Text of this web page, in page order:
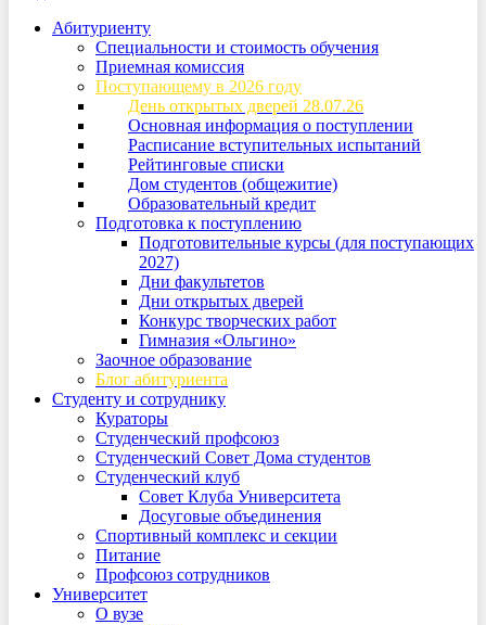
Абитуриенту
Специальности и стоимость обучения
Приемная комиссия
Поступающему в 2026 году
День открытых дверей 28.07.26
Основная информация о поступлении
Расписание вступительных испытаний
Рейтинговые списки
Дом студентов (общежитие)
Образовательный кредит
Подготовка к поступлению
Подготовительные курсы (для поступающих
2027)
Дни факультетов
Дни открытых дверей
Конкурс творческих работ
Гимназия «Ольгино»
Заочное образование
Блог абитуриента
Студенту и сотруднику
Кураторы
Студенческий профсоюз
Студенческий Совет Дома студентов
Студенческий клуб
Совет Клуба Университета
Досуговые объединения
Спортивный комплекс и секции
Питание
Профсоюз сотрудников
Университет
О вузе